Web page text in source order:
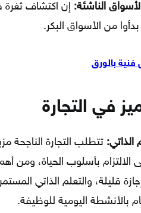
الناشئة: إن اكتشاف ثغرة
بدأوا من الأسواق البكر.
فنية بالورق
في التجارة
الذاتي: تتطلب التجارة الناجحة
الالتزام بأسلوب الحياة، ومن
قليلة، والتعلم الذاتي
بالأنشطة اليومية للوظيفة.